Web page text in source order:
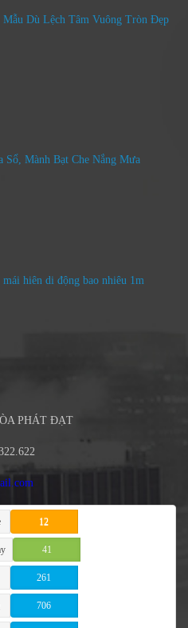
Dù Lệch Tâm Vuông Tròn Đẹp
Sổ, Mành Bạt Che Nắng Mưa​
hiên di động bao nhiêu 1m
PHÁT ĐẠT
12
41
261
706